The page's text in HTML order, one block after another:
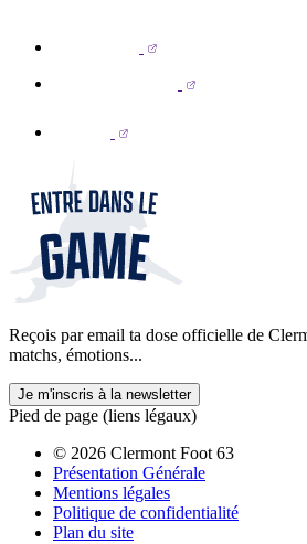
Reçois par email ta dose officielle de
matchs, émotions...
Je m'inscris à la newsletter
Pied de page (liens légaux)
© 2026 Clermont Foot 63
Présentation Générale
Mentions légales
Politique de confidentialité
Plan du site